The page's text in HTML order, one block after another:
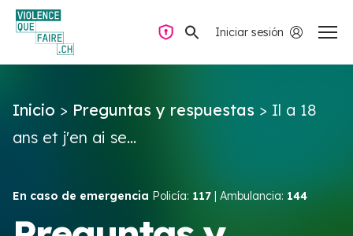
Iniciar sesión
Preguntas y respuestas
Violencia de pareja
Navegación privada
Inicio > Preguntas y respuestas > Il a 18
ans et j'en ai se...
En caso de emergencia Policía: 117 | Ambulancia: 144